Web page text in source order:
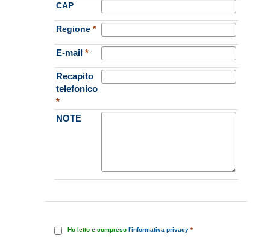
CAP
Regione *
E-mail *
Recapito
telefonico
*
NOTE
Ho letto e compreso l'informativa privacy *